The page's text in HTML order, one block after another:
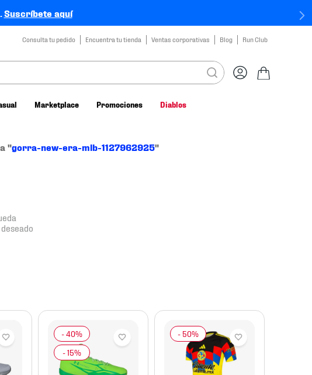
Suscríbete aquí
Consulta tu pedido Encuentra tu tienda Ventas corporativas Blog Run Club
Marketplace Promociones Diablos
"gorra-new-era-mlb-1127962925"